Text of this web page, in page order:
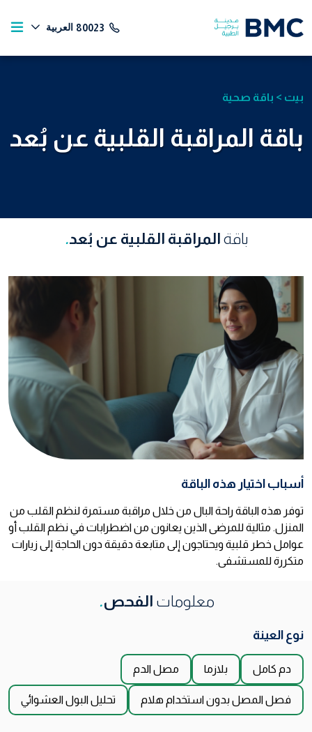
80023 العربية
بيت > باقة صحية
باقة المراقبة القلبية عن بُعد
باقة المراقبة القلبية عن بُعد.
أسباب اختيار هذه الباقة
توفر هذه الباقة راحة البال من خلال مراقبة مستمرة لنظم القلب من
المنزل. مثالية للمرضى الذين يعانون من اضطرابات في نظم القلب أو
عوامل خطر قلبية ويحتاجون إلى متابعة دقيقة دون الحاجة إلى زيارات
متكررة للمستشفى.
معلومات الفحص.
نوع العينة
دم كامل بلازما مصل الدم
فصل المصل بدون استخدام هلام تحليل البول العشوائي